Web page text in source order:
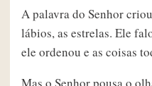
A palavra do Senhor
lábios, as estrelas. Ele
ele ordenou e as coisas
Mas o Senhor pousa o